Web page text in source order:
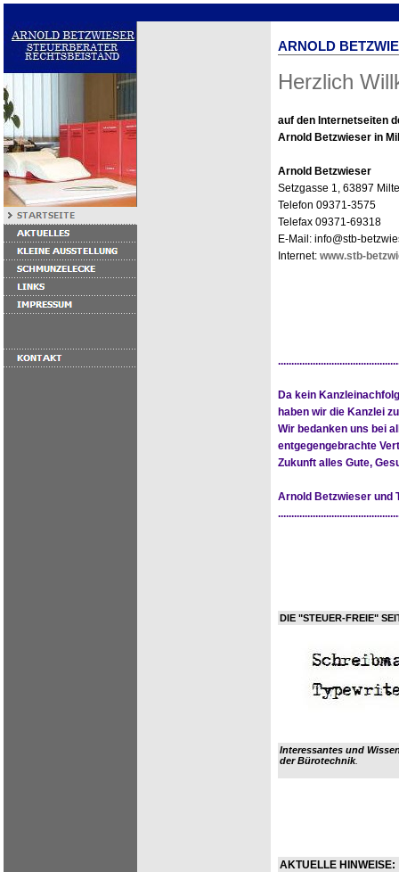
ARNOLD
Herzlich
auf den Internetseiten
Arnold Betzwieser in
Arnold Betzwieser
Setzgasse 1, 63897
Telefon 09371-3575
Telefax 09371-69318
E-Mail: info@stb-
Internet: www.stb-
Da kein
haben wir die Kanzlei
Wir bedanken uns bei
entgegengebrachte
Zukunft alles Gute,
Arnold Betzwieser und
DIE "STEUER-FREIE"
Interessantes und
der Bürotechnik.
AKTUELLE HINWEISE: